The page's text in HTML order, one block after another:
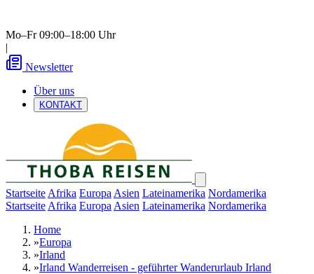
Mo–Fr 09:00–18:00 Uhr
|
Newsletter
Über uns
KONTAKT
Startseite Afrika Europa Asien Lateinamerika Nordamerika
Startseite Afrika Europa Asien Lateinamerika Nordamerika
Home
»Europa
»Irland
»Irland Wanderreisen - geführter Wanderurlaub Irland